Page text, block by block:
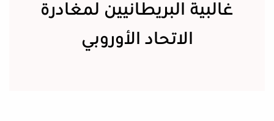
غالبية البريطانيين لمغادرة
الاتحاد الأوروبي